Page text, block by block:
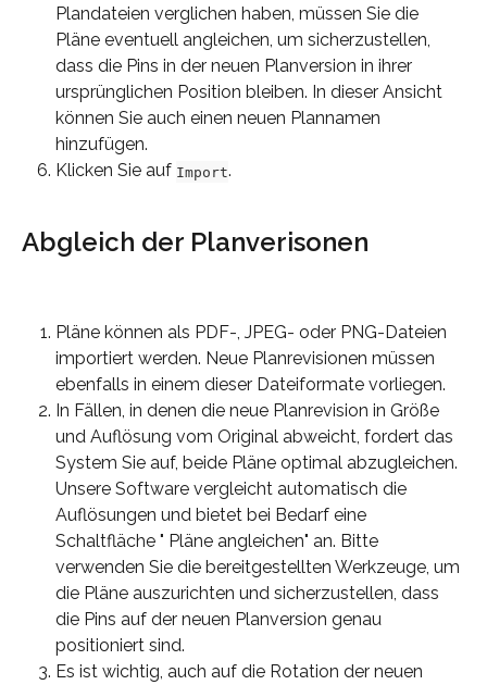
Plandateien verglichen haben, müssen Sie die
Pläne eventuell angleichen, um sicherzustellen,
dass die Pins in der neuen Planversion in ihrer
ursprünglichen Position bleiben. In dieser Ansicht
können Sie auch einen neuen Plannamen
hinzufügen.
Klicken Sie auf Import.
Abgleich der Planverisonen
Pläne können als PDF-, JPEG- oder PNG-Dateien
importiert werden. Neue Planrevisionen müssen
ebenfalls in einem dieser Dateiformate vorliegen.
In Fällen, in denen die neue Planrevision in Größe
und Auflösung vom Original abweicht, fordert das
System Sie auf, beide Pläne optimal abzugleichen.
Unsere Software vergleicht automatisch die
Auflösungen und bietet bei Bedarf eine
Schaltfläche " Pläne angleichen" an. Bitte
verwenden Sie die bereitgestellten Werkzeuge, um
die Pläne auszurichten und sicherzustellen, dass
die Pins auf der neuen Planversion genau
positioniert sind.
Es ist wichtig, auch auf die Rotation der neuen